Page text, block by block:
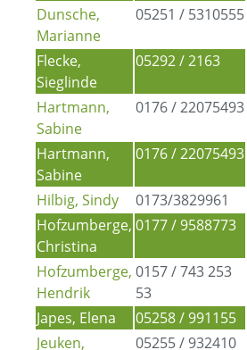
Dunsche,
Marianne
05251 / 5310555
Flecke,
Sieglinde
05292 / 2163
Hartmann,
Sabine
0176 / 22075493
Hartmann,
Sabine
0176 / 22075493
Hilbig, Sindy
0173/3829961
Hofzumberge,
Christina
0177 / 9588773
Hofzumberge,
Hendrik
0157 / 743 253
53
Japes, Elena 05258 / 991155
Jeuken,
05255 / 932410